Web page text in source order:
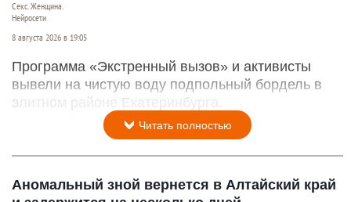
Секс. Женщина.
Нейросети
8 августа 2026 в 19:05
Программа «Экстренный вызов» и активисты
вывели на чистую воду подпольный бордель в
элитном районе Екатеринбурга.
Читать полностью
Аномальный зной вернется в Алтайский край